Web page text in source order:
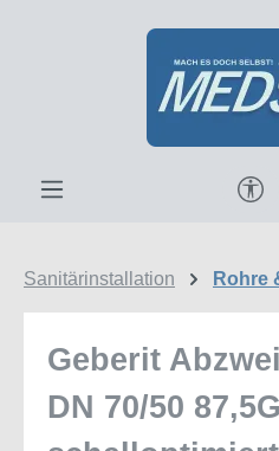
Zum Hauptinhalt springen
Sanitärinstallation Rohre
Geberit
DN 70/50